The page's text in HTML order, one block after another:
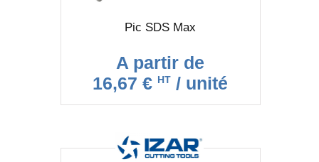
Pic SDS Max
A partir de
16,67 € HT / unité